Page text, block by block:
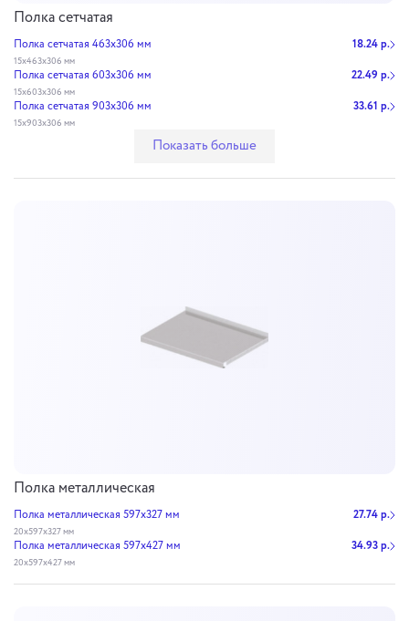
Полка сетчатая
Полка сетчатая 463х306 мм 18.24 р.
15х463х306 мм
Полка сетчатая 603х306 мм 22.49 р.
15х603х306 мм
Полка сетчатая 903х306 мм 33.61 р.
15х903х306 мм
Показать больше
Полка металлическая
Полка металлическая 597х327 мм 27.74 р.
20х597х327 мм
Полка металлическая 597х427 мм 34.93 р.
20х597х427 мм